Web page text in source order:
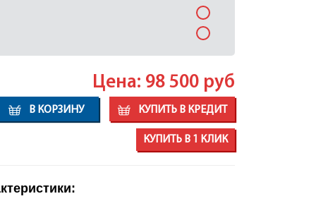
Цена: 98 500 руб
В КОРЗИНУ КУПИТЬ В КРЕДИТ
КУПИТЬ В 1 КЛИК